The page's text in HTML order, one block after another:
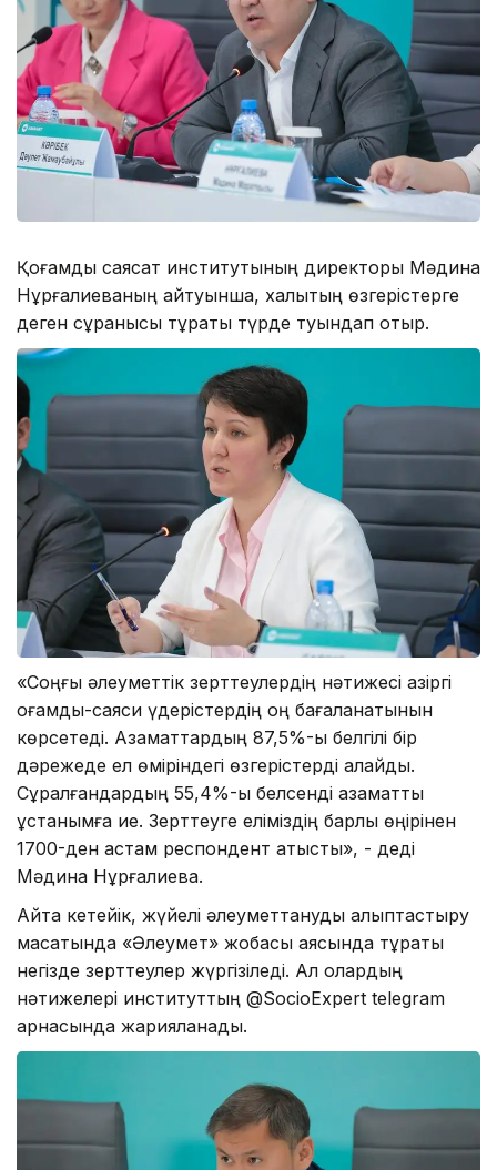
Қоғамдық саясат институтының директоры Мәдина
Нұрғалиеваның айтуынша, халықтың өзгерістерге
деген сұранысы тұрақты түрде туындап отыр.
«Соңғы әлеуметтік зерттеулердің нәтижесі қазіргі
қоғамдық-саяси үдерістердің оң бағаланатынын
көрсетеді. Азаматтардың 87,5%-ы белгілі бір
дәрежеде ел өміріндегі өзгерістерді қалайды.
Сұралғандардың 55,4%-ы белсенді азаматтық
ұстанымға ие. Зерттеуге еліміздің барлық өңірінен
1700-ден астам респондент қатысты», - деді
Мәдина Нұрғалиева.
Айта кетейік, жүйелі әлеуметтануды қалыптастыру
мақсатында «Әлеумет» жобасы аясында тұрақты
негізде зерттеулер жүргізіледі. Ал олардың
нәтижелері институттың @SocioExpert telegram
арнасында жарияланады.